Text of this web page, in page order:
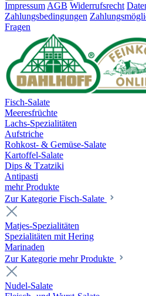
Impressum AGB Widerrufsrecht
Zahlungsbedingungen
Fragen
Fisch-Salate
Meeresfrüchte
Lachs-Spezialitäten
Aufstriche
Rohkost- & Gemüse-Salate
Kartoffel-Salate
Dips & Tzatziki
Antipasti
mehr Produkte
Zur Kategorie Fisch-Salate
Matjes-Spezialitäten
Spezialitäten mit Hering
Marinaden
Zur Kategorie mehr Produkte
Nudel-Salate